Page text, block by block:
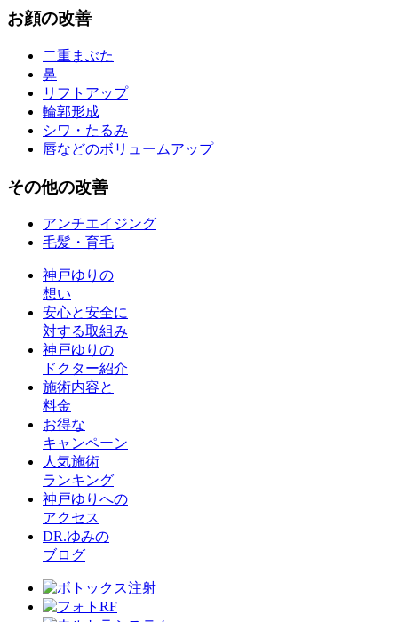
お顔の改善
二重まぶた
鼻
リフトアップ
輪郭形成
シワ・たるみ
唇などのボリュームアップ
その他の改善
アンチエイジング
毛髪・育毛
神戸ゆりの
想い
安心と安全に
対する取組み
神戸ゆりの
ドクター紹介
施術内容と
料金
お得な
キャンペーン
人気施術
ランキング
神戸ゆりへの
アクセス
DR.ゆみの
ブログ